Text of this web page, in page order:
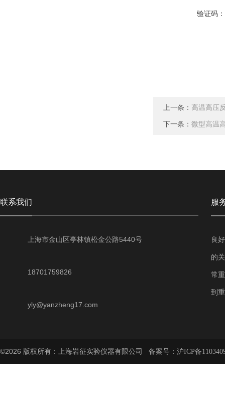
验证码：
上一条： 高温高压
下一条： 微型高温
联系我们
上海市金山区亭林镇松金公路5440号
18701759826
yly@yanzheng17.com
服
良
的
常
到
©2026 版权所有：上海岩征实验仪器有限公司 备案号： 沪ICP备